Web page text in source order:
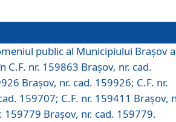
public al Municipiului Braşov a
C.F. nr. 159863 Brașov, nr. cad.
Brașov, nr. cad. 159926; C.F. nr.
159707; C.F. nr. 159411 Brașov,
159779 Brașov, nr. cad. 159779.